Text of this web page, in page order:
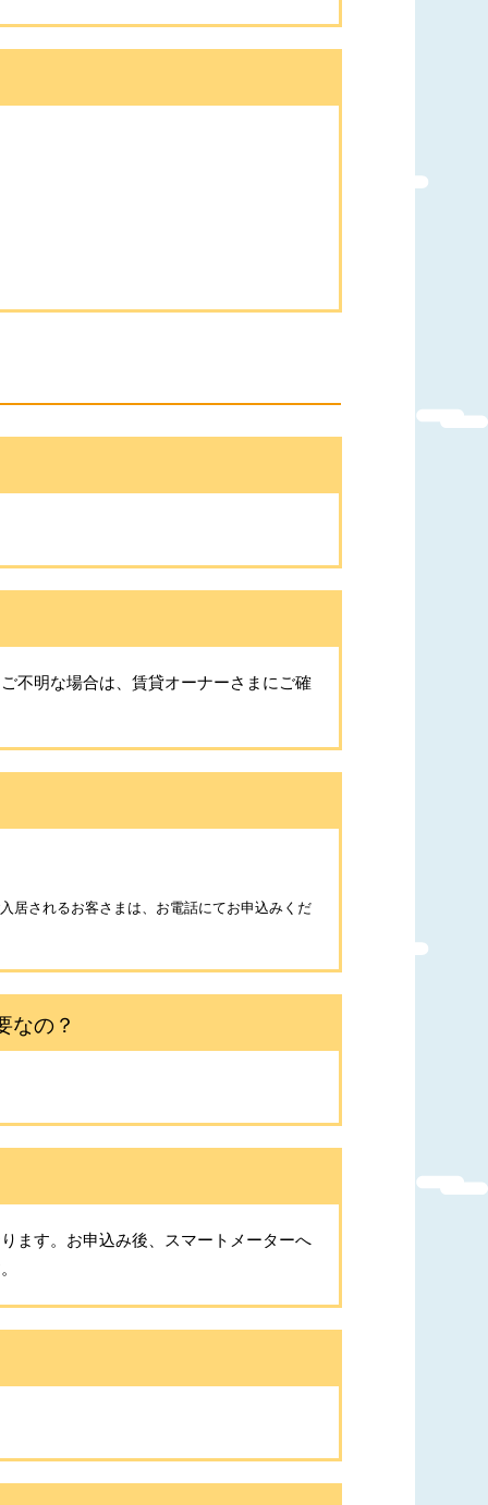
不明な場合は、賃貸オーナーさまにご確
居されるお客さまは、お電話にてお申込みくだ
なの？
ます。お申込み後、スマートメーターへ